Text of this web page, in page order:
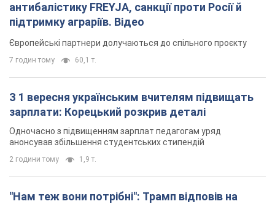
антибалістику FREYJA, санкції проти Росії й
підтримку аграріїв. Відео
Європейські партнери долучаються до спільного проєкту
7 годин тому 60,1 т.
З 1 вересня українським вчителям підвищать
зарплати: Корецький розкрив деталі
Одночасно з підвищенням зарплат педагогам уряд
анонсував збільшення студентських стипендій
2 години тому 1,9 т.
"Нам теж вони потрібні": Трамп відповів на